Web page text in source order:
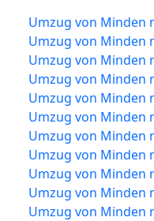
Umzug von Minden
Umzug von Minden
Umzug von Minden
Umzug von Minden
Umzug von Minden
Umzug von Minden
Umzug von Minden
Umzug von Minden
Umzug von Minden
Umzug von Minden
Umzug von Minden